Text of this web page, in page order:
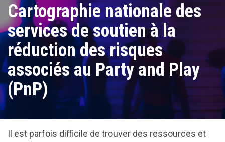
Cartographie nationale des
services de soutien à la
réduction des risques
associés au Party and Play
(PnP)
Il est parfois difficile de trouver des ressources et